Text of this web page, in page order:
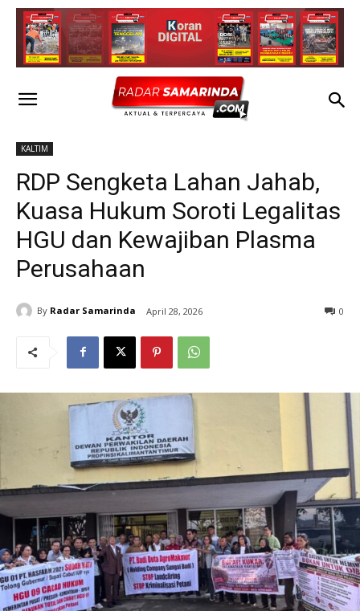
KALTIM
RDP Sengketa Lahan Jahab,
Kuasa Hukum Soroti Legalitas
HGU dan Kewajiban Plasma
Perusahaan
By Radar Samarinda April 28, 2026 0